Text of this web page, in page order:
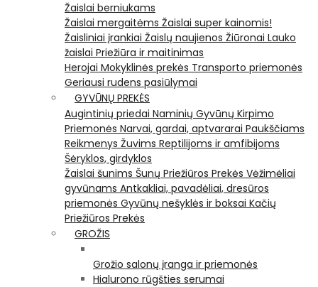
Žaislai berniukams
Žaislai mergaitėms Žaislai super kainomis!
Žaisliniai įrankiai Žaislų naujienos Žiūronai Lauko
žaislai Priežiūra ir maitinimas
Herojai Mokyklinės prekės Transporto priemonės
Geriausi rudens pasiūlymai
GYVŪNŲ PREKĖS
Augintinių priedai Naminių Gyvūnų Kirpimo
Priemonės Narvai, gardai, aptvararai Paukščiams
Reikmenys Žuvims Reptilijoms ir amfibijoms
Šėryklos, girdyklos
Žaislai šunims Šunų Priežiūros Prekės Vėžimėliai
gyvūnams Antkakliai, pavadėliai, dresūros
priemonės Gyvūnų nešyklės ir boksai Kačių
Priežiūros Prekės
GROŽIS
Grožio salonų įranga ir priemonės
Hialurono rūgšties serumai